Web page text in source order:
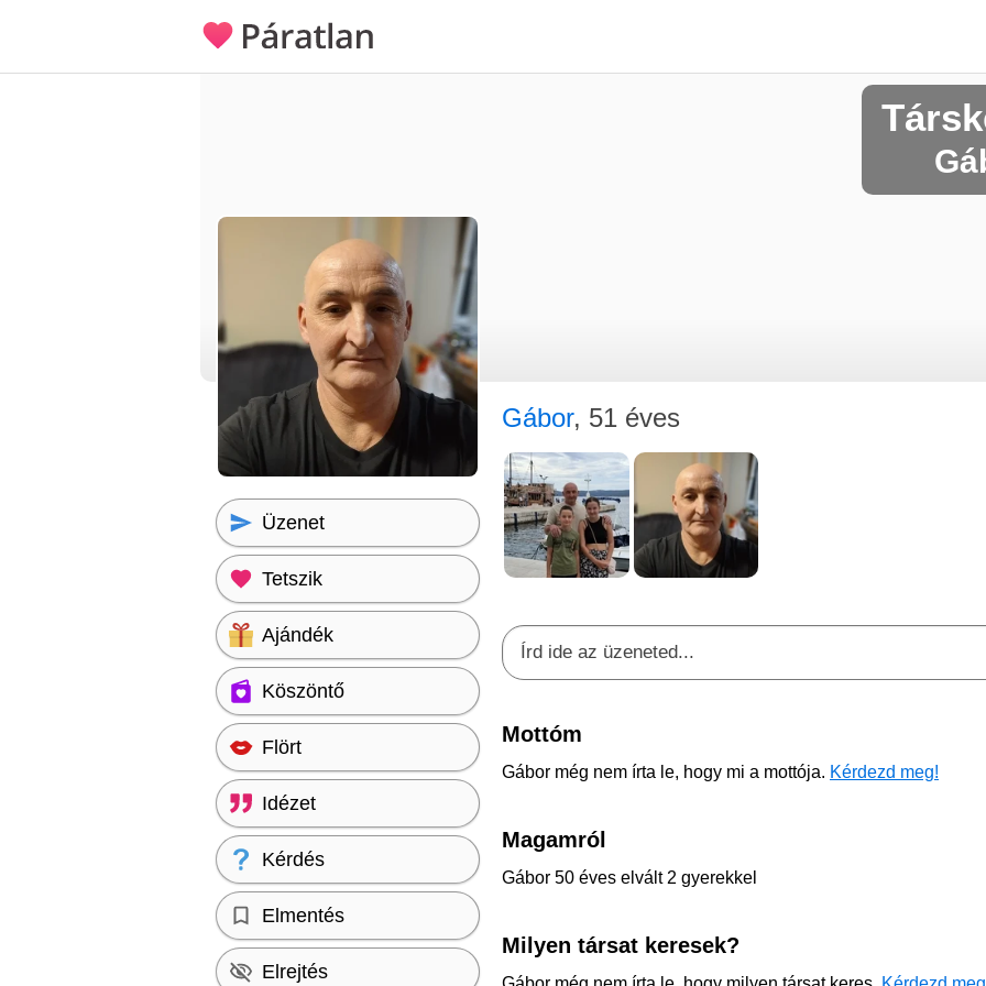
Gábor, 51 éves
Mottóm
Gábor még nem írta le, hogy mi a mottója. Kérdezd meg!
Magamról
Gábor 50 éves elvált 2 gyerekkel
Milyen társat keresek?
Üzenet
Tetszik
Ajándék
Köszöntő
Flört
Idézet
Kérdés
Elmentés
Elrejtés